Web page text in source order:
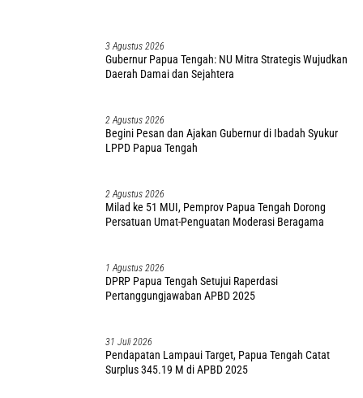
3 Agustus 2026
Gubernur Papua Tengah: NU Mitra Strategis Wujudkan
Daerah Damai dan Sejahtera
2 Agustus 2026
Begini Pesan dan Ajakan Gubernur di Ibadah Syukur
LPPD Papua Tengah
2 Agustus 2026
Milad ke 51 MUI, Pemprov Papua Tengah Dorong
Persatuan Umat-Penguatan Moderasi Beragama
1 Agustus 2026
DPRP Papua Tengah Setujui Raperdasi
Pertanggungjawaban APBD 2025
31 Juli 2026
Pendapatan Lampaui Target, Papua Tengah Catat
Surplus 345.19 M di APBD 2025